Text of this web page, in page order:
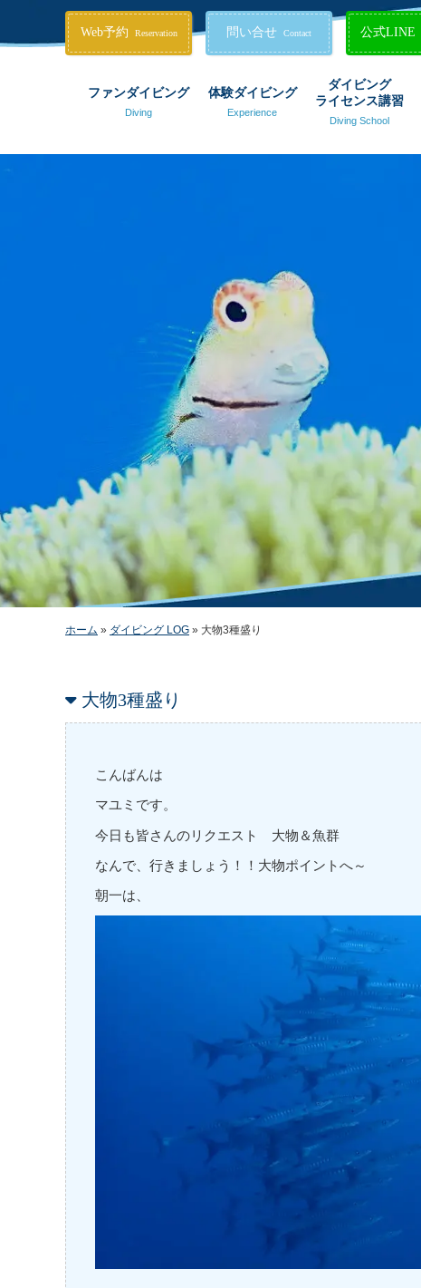
ファンダイビング
Diving
体験ダイビング
Experience
ダイビング
ライセンス講習
Diving School
Web予約 Reservation 問い合せ Contact 公式LINE
ホーム » ダイビング LOG » 大物3種盛り
大物3種盛り
こんばんは
マユミです。
今日も皆さんのリクエスト 大物＆魚群
なんで、行きましょう！！大物ポイントへ～
朝一は、